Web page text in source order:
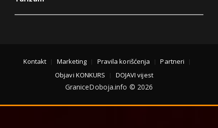
Kontakt Marketing Pravila korišćenja
Partneri
Objavi KONKURS
DOJAVI vijest
GraniceDoboja.info © 2026